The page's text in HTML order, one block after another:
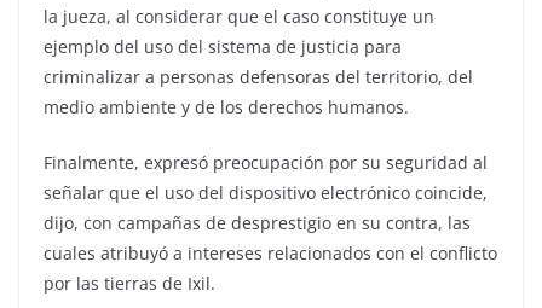
la jueza, al considerar que el caso constituye un
ejemplo del uso del sistema de justicia para
criminalizar a personas defensoras del territorio, del
medio ambiente y de los derechos humanos.
Finalmente, expresó preocupación por su seguridad al
señalar que el uso del dispositivo electrónico coincide,
dijo, con campañas de desprestigio en su contra, las
cuales atribuyó a intereses relacionados con el conflicto
por las tierras de Ixil.